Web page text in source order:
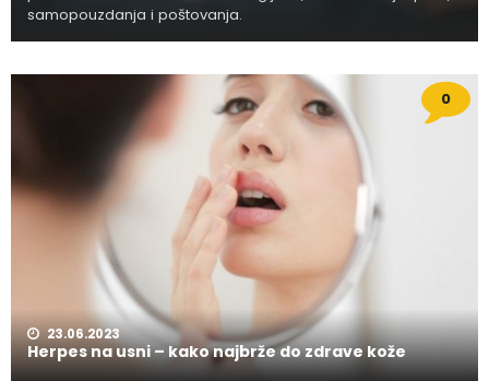
samopouzdanja i poštovanja.
0
23.06.2023
Herpes na usni – kako najbrže do zdrave kože